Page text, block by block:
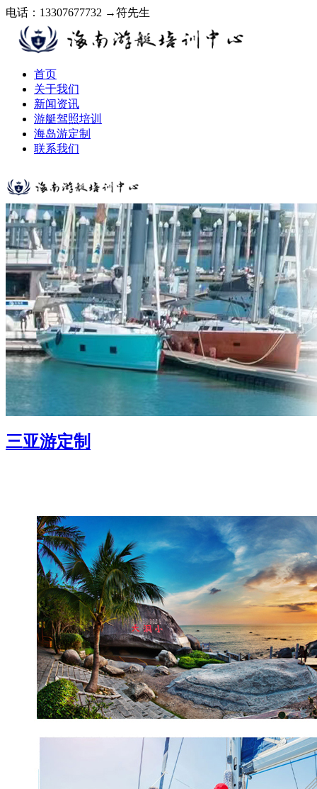
电话：13307677732 →符先生
首页
关于我们
新闻资讯
游艇驾照培训
海岛游定制
联系我们
三亚游定制